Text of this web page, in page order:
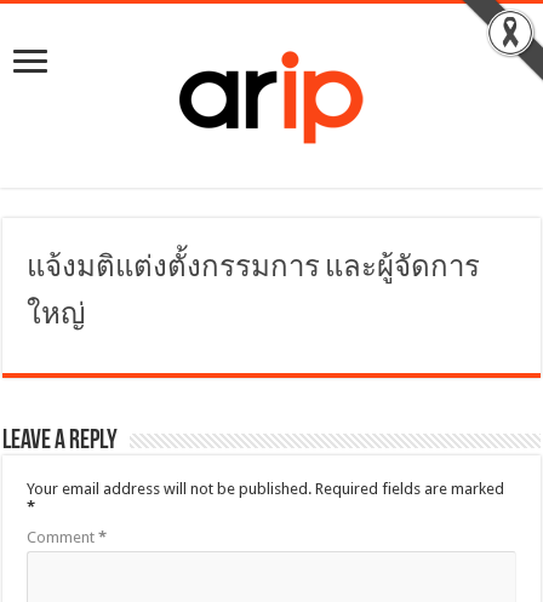
แจ้งมติแต่งตั้งกรรมการ และผู้จัดการ
ใหญ่
Leave a Reply
Your email address will not be published. Required fields are marked
*
Comment*